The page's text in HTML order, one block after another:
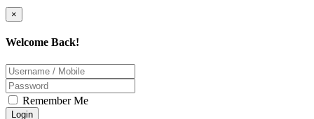
×
Welcome Back!
Remember Me
Login